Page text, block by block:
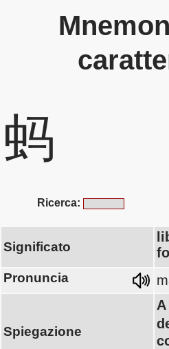
蚂
Ricerca:
Significato
Pronuncia
Spiegazione